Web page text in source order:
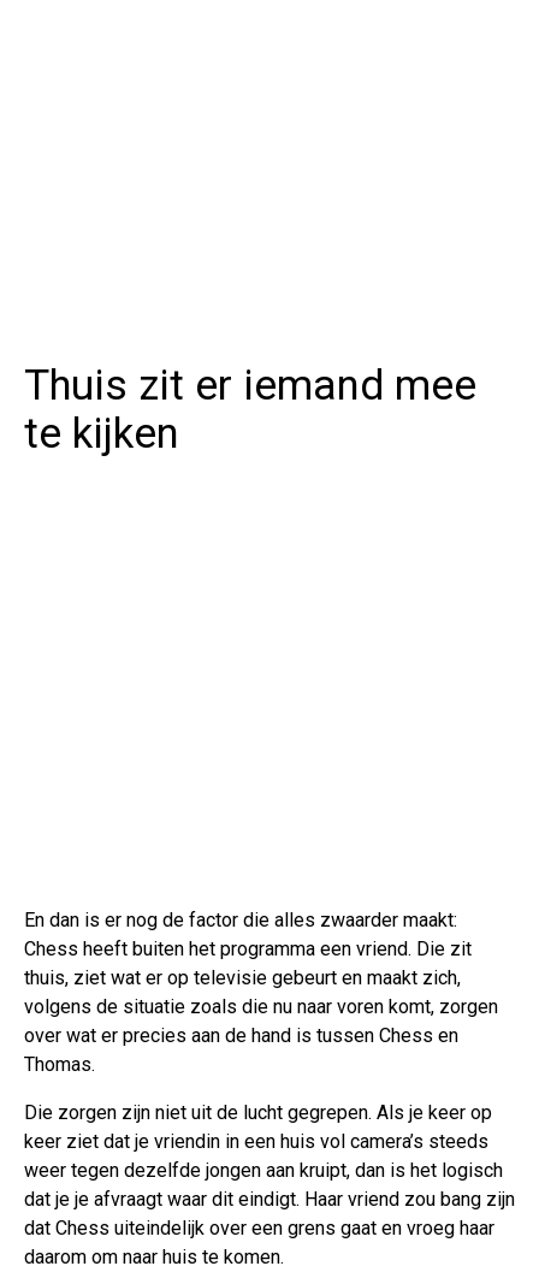
Thuis zit er iemand mee
te kijken
En dan is er nog de factor die alles zwaarder maakt:
Chess heeft buiten het programma een vriend. Die zit
thuis, ziet wat er op televisie gebeurt en maakt zich,
volgens de situatie zoals die nu naar voren komt, zorgen
over wat er precies aan de hand is tussen Chess en
Thomas.
Die zorgen zijn niet uit de lucht gegrepen. Als je keer op
keer ziet dat je vriendin in een huis vol camera’s steeds
weer tegen dezelfde jongen aan kruipt, dan is het logisch
dat je je afvraagt waar dit eindigt. Haar vriend zou bang zijn
dat Chess uiteindelijk over een grens gaat en vroeg haar
daarom om naar huis te komen.